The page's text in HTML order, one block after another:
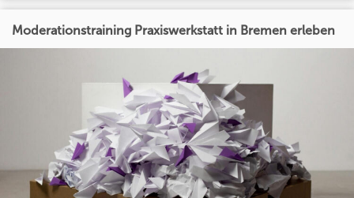
Moderationstraining Praxiswerkstatt in Bremen erleben